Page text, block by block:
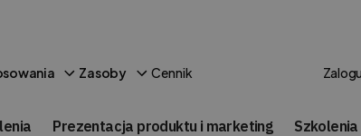
Zasoby Cennik
Prezentacja produktu i marketing